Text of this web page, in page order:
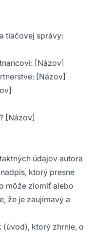
tlačovej správy:
[Názov]
[Názov]
[Názov]
údajov autora
ktorý presne
môže zlomiť alebo
že je zaujímavý a
(úvod), ktorý zhrnie, o